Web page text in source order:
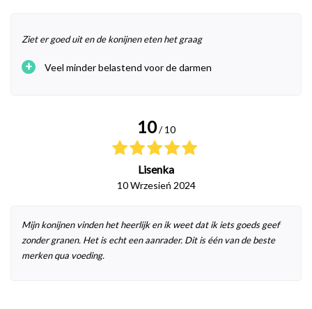
Ziet er goed uit en de konijnen eten het graag
+ Veel minder belastend voor de darmen
10 / 10
Lisenka
10 Wrzesień 2024
Mijn konijnen vinden het heerlijk en ik weet dat ik iets goeds geef
zonder granen. Het is echt een aanrader. Dit is één van de beste
merken qua voeding.